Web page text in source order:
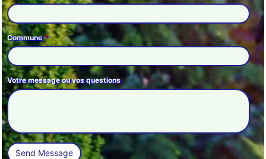
Commune*
Votre message ou vos questions